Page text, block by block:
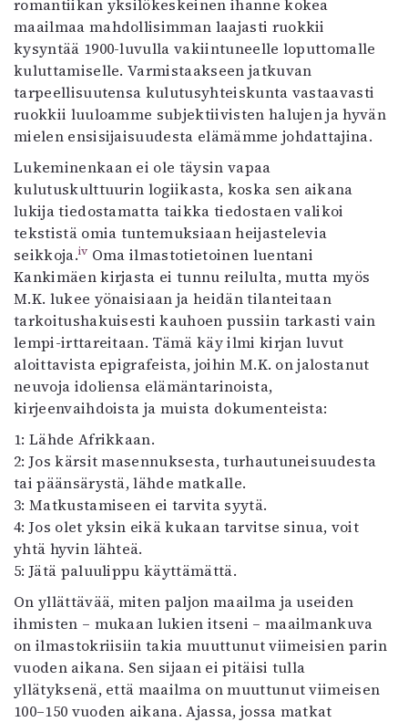
romantiikan yksilökeskeinen ihanne kokea
maailmaa mahdollisimman laajasti ruokkii
kysyntää 1900-luvulla vakiintuneelle loputtomalle
kuluttamiselle. Varmistaakseen jatkuvan
tarpeellisuutensa kulutusyhteiskunta vastaavasti
ruokkii luuloamme subjektiivisten halujen ja hyvän
mielen ensisijaisuudesta elämämme johdattajina.
Lukeminenkaan ei ole täysin vapaa
kulutuskulttuurin logiikasta, koska sen aikana
lukija tiedostamatta taikka tiedostaen valikoi
tekstistä omia tuntemuksiaan heijastelevia
seikkoja.iv Oma ilmastotietoinen luentani
Kankimäen kirjasta ei tunnu reilulta, mutta myös
M.K. lukee yönaisiaan ja heidän tilanteitaan
tarkoitushakuisesti kauhoen pussiin tarkasti vain
lempi-irttareitaan. Tämä käy ilmi kirjan luvut
aloittavista epigrafeista, joihin M.K. on jalostanut
neuvoja idoliensa elämäntarinoista,
kirjeenvaihdoista ja muista dokumenteista:
1: Lähde Afrikkaan.
2: Jos kärsit masennuksesta, turhautuneisuudesta
tai päänsärystä, lähde matkalle.
3: Matkustamiseen ei tarvita syytä.
4: Jos olet yksin eikä kukaan tarvitse sinua, voit
yhtä hyvin lähteä.
5: Jätä paluulippu käyttämättä.
On yllättävää, miten paljon maailma ja useiden
ihmisten – mukaan lukien itseni – maailmankuva
on ilmastokriisiin takia muuttunut viimeisien parin
vuoden aikana. Sen sijaan ei pitäisi tulla
yllätyksenä, että maailma on muuttunut viimeisen
100–150 vuoden aikana. Ajassa, jossa matkat